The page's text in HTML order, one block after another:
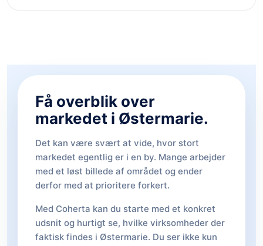
Få overblik over
markedet i Østermarie.
Det kan være svært at vide, hvor stort
markedet egentlig er i en by. Mange arbejder
med et løst billede af området og ender
derfor med at prioritere forkert.
Med Coherta kan du starte med et konkret
udsnit og hurtigt se, hvilke virksomheder der
faktisk findes i Østermarie. Du ser ikke kun